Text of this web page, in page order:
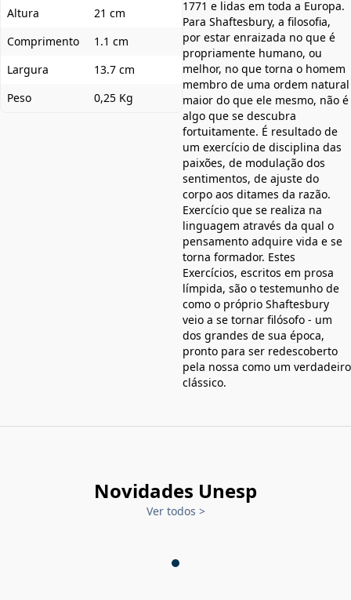
Altura
21 cm
Comprimento
1.1 cm
Largura
13.7 cm
Peso
0,25 Kg
1771 e lidas em toda a Europa.
Para Shaftesbury, a filosofia,
por estar enraizada no que é
propriamente humano, ou
melhor, no que torna o homem
membro de uma ordem natural
maior do que ele mesmo, não é
algo que se descubra
fortuitamente. É resultado de
um exercício de disciplina das
paixões, de modulação dos
sentimentos, de ajuste do
corpo aos ditames da razão.
Exercício que se realiza na
linguagem através da qual o
pensamento adquire vida e se
torna formador. Estes
Exercícios, escritos em prosa
límpida, são o testemunho de
como o próprio Shaftesbury
veio a se tornar filósofo - um
dos grandes de sua época,
pronto para ser redescoberto
pela nossa como um verdadeiro
clássico.
Novidades Unesp
Ver todos >